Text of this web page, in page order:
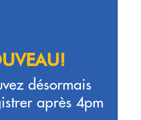
désormais
après 4pm